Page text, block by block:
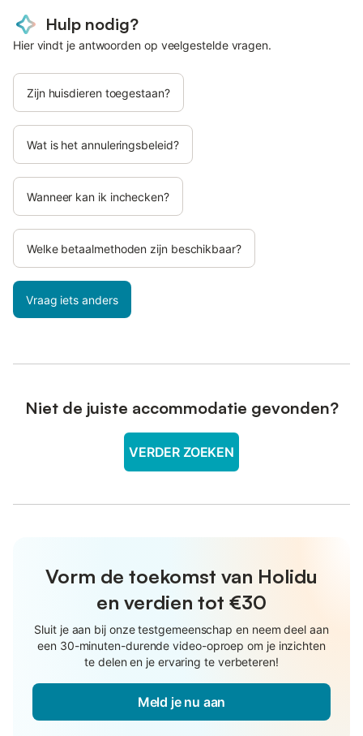
Hulp nodig?
Hier vindt je antwoorden op veelgestelde vragen.
Zijn huisdieren toegestaan?
Wat is het annuleringsbeleid?
Wanneer kan ik inchecken?
Welke betaalmethoden zijn beschikbaar?
Vraag iets anders
Niet de juiste accommodatie gevonden?
VERDER ZOEKEN
Vorm de toekomst van Holidu
en verdien tot €30
Sluit je aan bij onze testgemeenschap en neem deel aan
een 30-minuten-durende video-oproep om je inzichten
te delen en je ervaring te verbeteren!
Meld je nu aan